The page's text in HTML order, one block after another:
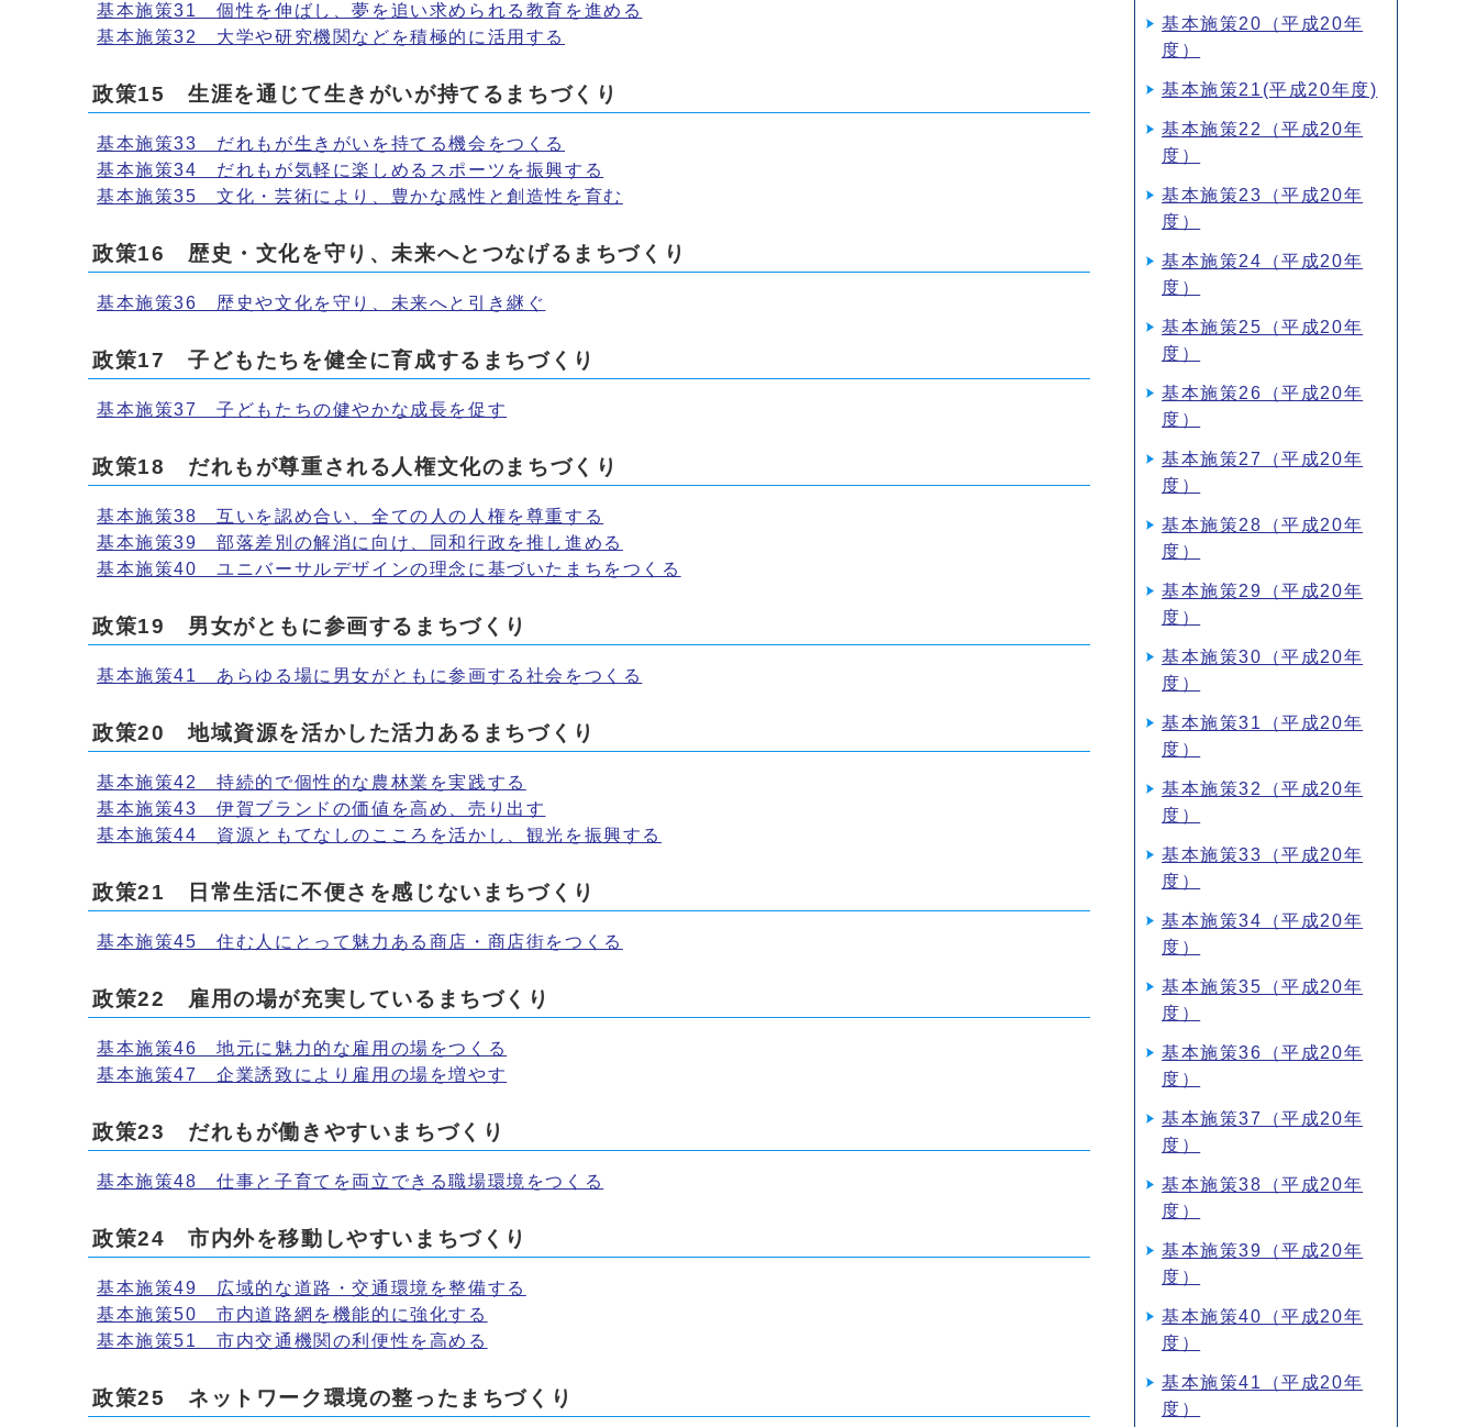
基本施策31 個性を伸ばし、夢を追い求められる教育を進める
基本施策32 大学や研究機関などを積極的に活用する
政策15 生涯を通じて生きがいが持てるまちづくり
基本施策33 だれもが生きがいを持てる機会をつくる
基本施策34 だれもが気軽に楽しめるスポーツを振興する
基本施策35 文化・芸術により、豊かな感性と創造性を育む
政策16 歴史・文化を守り、未来へとつなげるまちづくり
基本施策36 歴史や文化を守り、未来へと引き継ぐ
政策17 子どもたちを健全に育成するまちづくり
基本施策37 子どもたちの健やかな成長を促す
政策18 だれもが尊重される人権文化のまちづくり
基本施策38 互いを認め合い、全ての人の人権を尊重する
基本施策39 部落差別の解消に向け、同和行政を推し進める
基本施策40 ユニバーサルデザインの理念に基づいたまちをつくる
政策19 男女がともに参画するまちづくり
基本施策41 あらゆる場に男女がともに参画する社会をつくる
政策20 地域資源を活かした活力あるまちづくり
基本施策42 持続的で個性的な農林業を実践する
基本施策43 伊賀ブランドの価値を高め、売り出す
基本施策44 資源ともてなしのこころを活かし、観光を振興する
政策21 日常生活に不便さを感じないまちづくり
基本施策45 住む人にとって魅力ある商店・商店街をつくる
政策22 雇用の場が充実しているまちづくり
基本施策46 地元に魅力的な雇用の場をつくる
基本施策47 企業誘致により雇用の場を増やす
政策23 だれもが働きやすいまちづくり
基本施策48 仕事と子育てを両立できる職場環境をつくる
政策24 市内外を移動しやすいまちづくり
基本施策49 広域的な道路・交通環境を整備する
基本施策50 市内道路網を機能的に強化する
基本施策51 市内交通機関の利便性を高める
政策25 ネットワーク環境の整ったまちづくり
基本施策20（平成20年
度）
基本施策21(平成20年度)
基本施策22（平成20年
度）
基本施策23（平成20年
度）
基本施策24（平成20年
度）
基本施策25（平成20年
度）
基本施策26（平成20年
度）
基本施策27（平成20年
度）
基本施策28（平成20年
度）
基本施策29（平成20年
度）
基本施策30（平成20年
度）
基本施策31（平成20年
度）
基本施策32（平成20年
度）
基本施策33（平成20年
度）
基本施策34（平成20年
度）
基本施策35（平成20年
度）
基本施策36（平成20年
度）
基本施策37（平成20年
度）
基本施策38（平成20年
度）
基本施策39（平成20年
度）
基本施策40（平成20年
度）
基本施策41（平成20年
度）